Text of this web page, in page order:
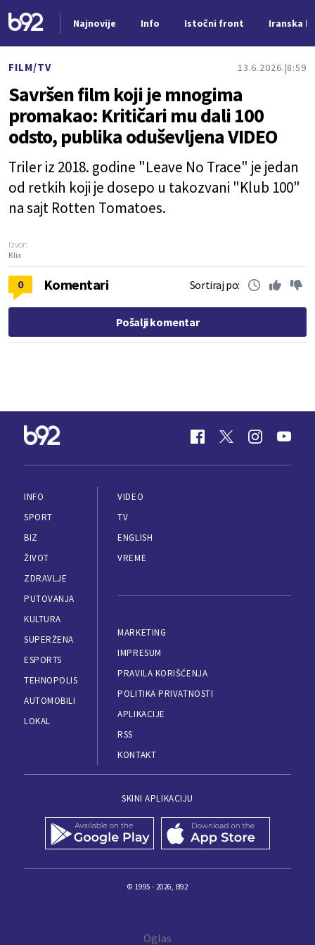
Najnovije Info Istočni front Iranska
FILM/TV 13.6.2026. 8:59
Savršen film koji je mnogima
promakao: Kritičari mu dali 100
odsto, publika oduševljena VIDEO
Triler iz 2018. godine "Leave No Trace" je jedan
od retkih koji je dosepo u takozvani "Klub 100"
na sajt Rotten Tomatoes.
Izvor:
Klix
0 Komentari Sortiraj po:
Pošalji komentar
INFO
SPORT
BIZ
ŽIVOT
ZDRAVLJE
PUTOVANJA
KULTURA
SUPERŽENA
ESPORTS
TEHNOPOLIS
AUTOMOBILI
LOKAL
VIDEO
TV
ENGLISH
VREME
MARKETING
IMPRESUM
PRAVILA KORIŠĆENJA
POLITIKA PRIVATNOSTI
APLIKACIJE
RSS
KONTAKT
SKINI APLIKACIJU
© 1995 - 2026, B92